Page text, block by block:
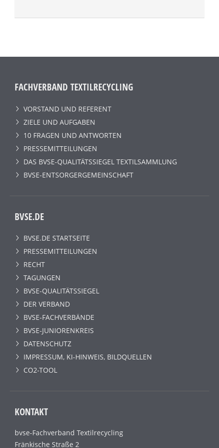
FACHVERBAND TEXTILRECYCLING
VORSTAND UND REFERENT
ZIELE UND AUFGABEN
10 FRAGEN UND ANTWORTEN
PRESSEMITTEILUNGEN
DAS BVSE-QUALITÄTSSIEGEL TEXTILSAMMLUNG
BVSE-ENTSORGERGEMEINSCHAFT
BVSE.DE
BVSE.DE STARTSEITE
PRESSEMITTEILUNGEN
RECHT
TAGUNGEN
BVSE-QUALITÄTSSIEGEL
DER VERBAND
BVSE-FACHVERBÄNDE
BVSE-JUNIORENKREIS
DATENSCHUTZ
IMPRESSUM, KI-HINWEIS, BILDQUELLEN
CO2-TOOL
KONTAKT
bvse-Fachverband Textilrecycling
Fränkische Straße 2